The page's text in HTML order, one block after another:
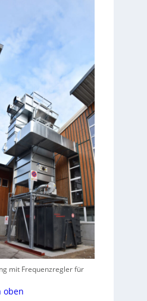
mit Frequenzregler für
oben